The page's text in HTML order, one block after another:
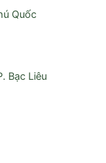
Quốc
Bạc Liêu